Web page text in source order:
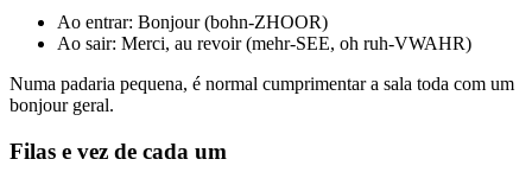
Ao entrar: Bonjour (bohn-ZHOOR)
Ao sair: Merci, au revoir (mehr-SEE, oh ruh-VWAHR)
Numa padaria pequena, é normal cumprimentar a sala toda com um
bonjour geral.
Filas e vez de cada um